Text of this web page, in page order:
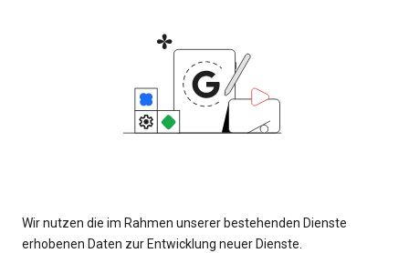
Wir nutzen die im Rahmen unserer bestehenden Dienste
erhobenen Daten zur Entwicklung neuer Dienste.